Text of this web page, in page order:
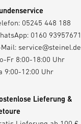
05245 448 188
0160 93957671
Mail: service@steinel.de
Fr 8:00-18:00 Uhr
9:00-12:00 Uhr
Lieferung &